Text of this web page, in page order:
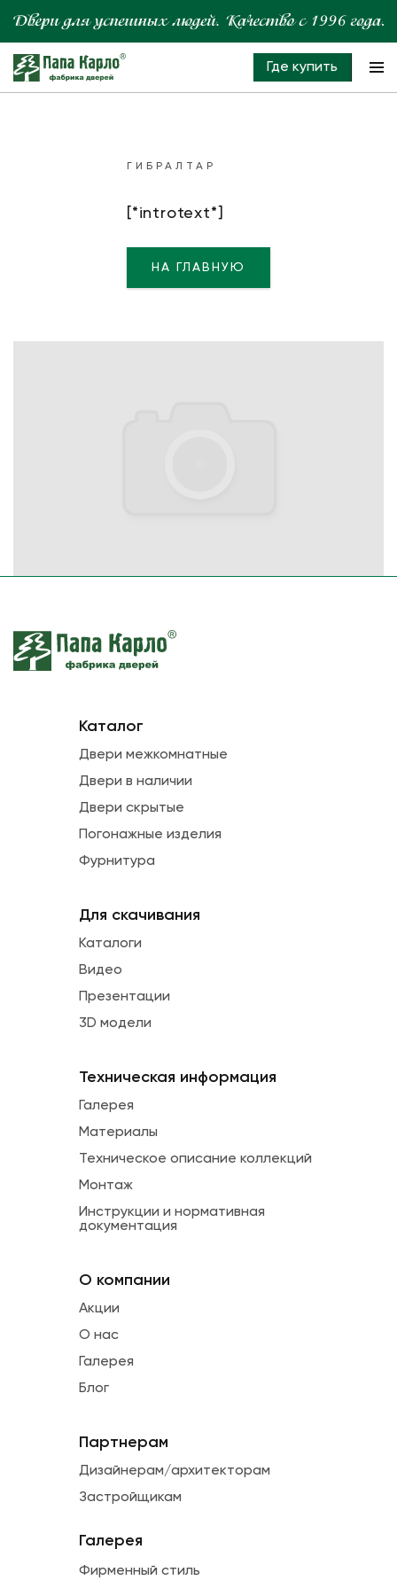
Где купить
ГИБРАЛТАР
[*introtext*]
НА ГЛАВНУЮ
Каталог
Двери межкомнатные
Двери в наличии
Двери скрытые
Погонажные изделия
Фурнитура
Для скачивания
Каталоги
Видео
Презентации
3D модели
Техническая информация
Галерея
Материалы
Техническое описание коллекций
Монтаж
Инструкции и нормативная
документация
О компании
Акции
О нас
Галерея
Блог
Партнерам
Дизайнерам/архитекторам
Застройщикам
Галерея
Фирменный стиль